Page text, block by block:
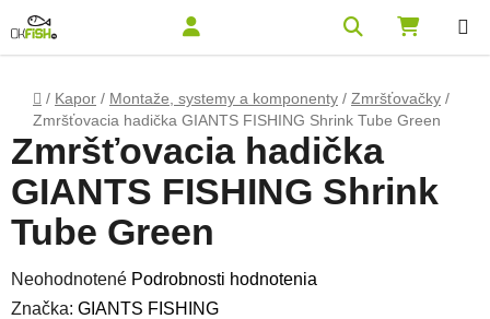
Domov
/ Kapor / Montaže, systemy a komponenty / Zmršťovačky /
Zmršťovacia hadička GIANTS FISHING Shrink Tube Green
Zmršťovacia hadička
GIANTS FISHING Shrink
Tube Green
Priemerné hodnotenie produktu je 0,0 z 5 hviezdičiek.
Neohodnotené Podrobnosti hodnotenia
Značka: GIANTS FISHING